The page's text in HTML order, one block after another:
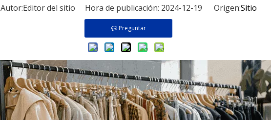
Autor:Editor del sitio Hora de publicación: 2024-12-19 Origen:Sitio
Preguntar